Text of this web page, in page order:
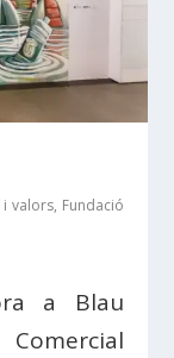
i valors, Fundació
a Blau